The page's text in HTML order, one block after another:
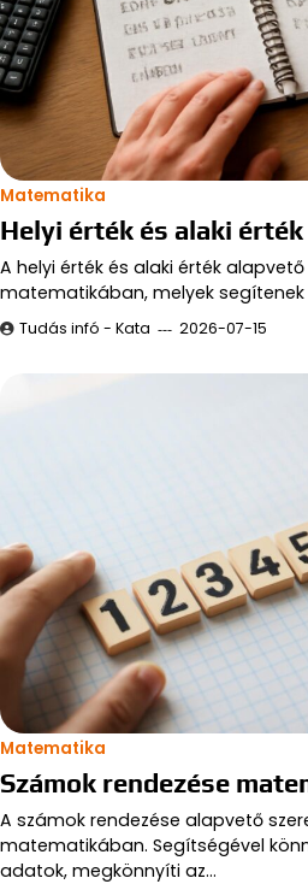
Matematika
Helyi érték és alaki
A helyi érték és alaki érték
matematikában, melyek
Tudás infó - Kata 2026-07-15
Matematika
Számok rendezése
A számok rendezése alapvető
matematikában. Segítségével
adatok, megkönnyíti az…